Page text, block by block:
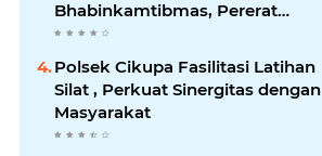
Bhabinkamtibmas, Pererat
Komunikasi dengan Warga
Polsek Cikupa Fasilitasi Latihan
Silat , Perkuat Sinergitas dengan
Masyarakat